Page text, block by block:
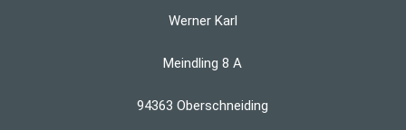
Werner Karl
Meindling 8 A
94363 Oberschneiding